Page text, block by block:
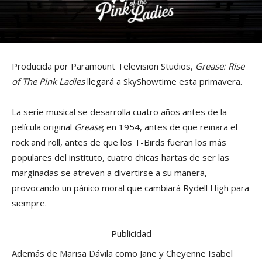
Producida por Paramount Television Studios, Grease: Rise
of The Pink Ladiesllegará a SkyShowtime esta primavera.
La serie musical se desarrolla cuatro años antes de la
película original Grease; en 1954, antes de que reinara el
rock and roll, antes de que los T-Birds fueran los más
populares del instituto, cuatro chicas hartas de ser las
marginadas se atreven a divertirse a su manera,
provocando un pánico moral que cambiará Rydell High para
siempre.
Publicidad
Además de Marisa Dávila como Jane y Cheyenne Isabel